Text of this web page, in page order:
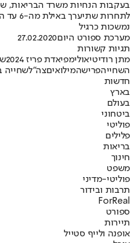
בעקבות הנחיות משרד הבריאות,
נמשכות כרגיל
מערכת ספורט היום27.02.2020
תגיות קשורות
מתן רודיטיאולימפיאדת פריז 2024
השחייהפרישהמילואיםצה"לשחייה
חדשות
בארץ
בעולם
ביטחוני
פוליטי
פלילים
בריאות
חינוך
משפט
פוליטי-מדיני
תרבות ובידור
ForReal
ספורט
תיירות
אופנה ולייף סטייל